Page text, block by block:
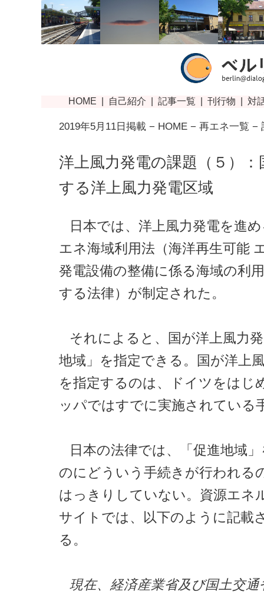
2019年5月11日掲載 − HOME − 再エネ一覧 −
洋上風力発電の課題（５）：
する洋上風力発電区域
日本では、洋上風力発電を進
エネ海域利用法（海洋再生可能
発電設備の整備に係る海域の利
する法律）が制定された。
それによると、国が洋上風力
地域」を指定できる。国が洋上
を指定するのは、ドイツをはじ
ッパではすでに実施されている
日本の法律では、「促進地域
のにどういう手続きが行われる
はっきりしていない。資源エネ
サイトでは、以下のように記載
る。
現在、経済産業省及び国土交通